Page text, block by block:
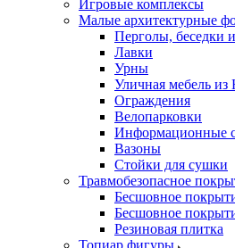
Игровые комплексы
Малые архитектурные
Перголы, беседки
Лавки
Урны
Уличная мебель из
Ограждения
Велопарковки
Информационные
Вазоны
Стойки для сушки
Травмобезопасное
Бесшовное
Бесшовное
Резиновая плитка
Топиар фигуры